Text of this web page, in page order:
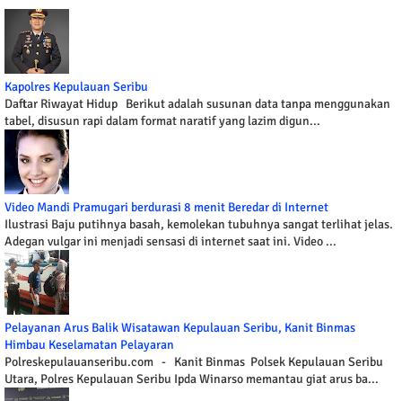
Kapolres Kepulauan Seribu
Daftar Riwayat Hidup Berikut adalah susunan data tanpa menggunakan
tabel, disusun rapi dalam format naratif yang lazim digun...
Video Mandi Pramugari berdurasi 8 menit Beredar di Internet
Ilustrasi Baju putihnya basah, kemolekan tubuhnya sangat terlihat jelas.
Adegan vulgar ini menjadi sensasi di internet saat ini. Video ...
Pelayanan Arus Balik Wisatawan Kepulauan Seribu, Kanit Binmas
Himbau Keselamatan Pelayaran
Polreskepulauanseribu.com - Kanit Binmas Polsek Kepulauan Seribu
Utara, Polres Kepulauan Seribu Ipda Winarso memantau giat arus ba...